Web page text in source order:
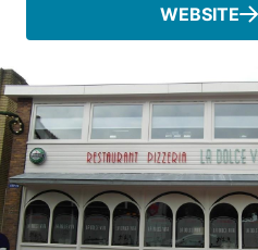
WEBSITE